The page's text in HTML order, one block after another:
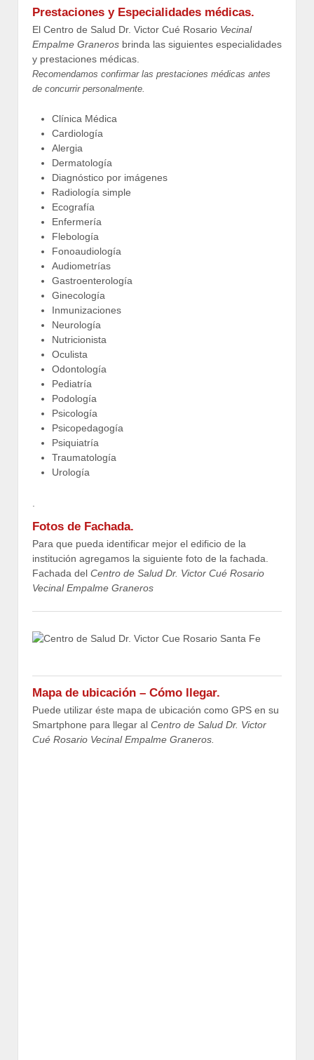
Prestaciones y Especialidades médicas.
El Centro de Salud Dr. Victor Cué Rosario Vecinal
Empalme Graneros brinda las siguientes especialidades
y prestaciones médicas.
Recomendamos confirmar las prestaciones médicas antes
de concurrir personalmente.
Clínica Médica
Cardiología
Alergia
Dermatología
Diagnóstico por imágenes
Radiología simple
Ecografía
Enfermería
Flebología
Fonoaudiología
Audiometrías
Gastroenterología
Ginecología
Inmunizaciones
Neurología
Nutricionista
Oculista
Odontología
Pediatría
Podología
Psicología
Psicopedagogía
Psiquiatría
Traumatología
Urología
Fotos de Fachada.
Para que pueda identificar mejor el edificio de la
institución agregamos la siguiente foto de la fachada.
Fachada del Centro de Salud Dr. Victor Cué Rosario
Vecinal Empalme Graneros
Mapa de ubicación – Cómo llegar.
Puede utilizar éste mapa de ubicación como GPS en su
Smartphone para llegar al Centro de Salud Dr. Victor
Cué Rosario Vecinal Empalme Graneros.